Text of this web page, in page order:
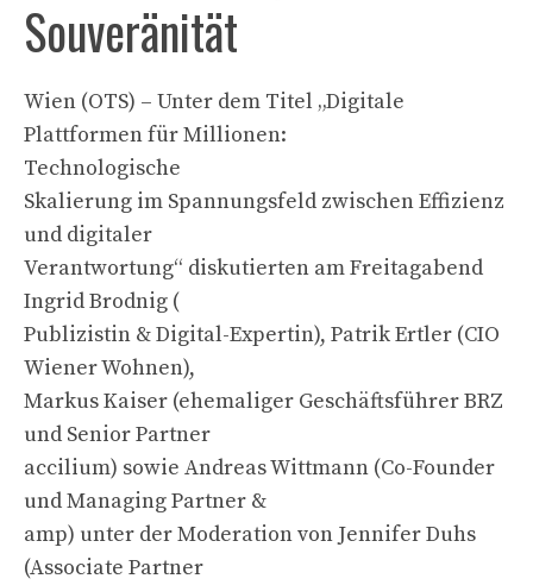
Souveränität
Wien (OTS) – Unter dem Titel „Digitale
Plattformen für Millionen:
Technologische
Skalierung im Spannungsfeld zwischen Effizienz
und digitaler
Verantwortung“ diskutierten am Freitagabend
Ingrid Brodnig (
Publizistin & Digital-Expertin), Patrik Ertler (CIO
Wiener Wohnen),
Markus Kaiser (ehemaliger Geschäftsführer BRZ
und Senior Partner
accilium) sowie Andreas Wittmann (Co-Founder
und Managing Partner &
amp) unter der Moderation von Jennifer Duhs
(Associate Partner